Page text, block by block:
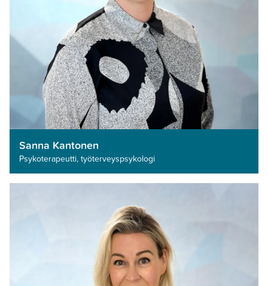
Sanna Kantonen
Psykoterapeutti, työterveyspsykologi